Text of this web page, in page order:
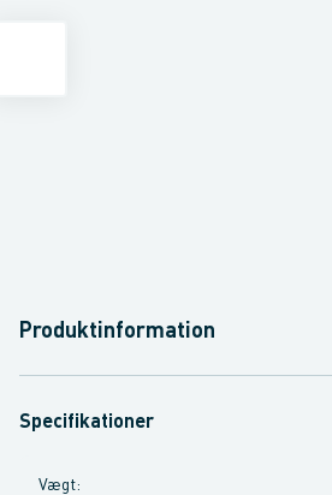
Produktinformation
Specifikationer
Vægt: